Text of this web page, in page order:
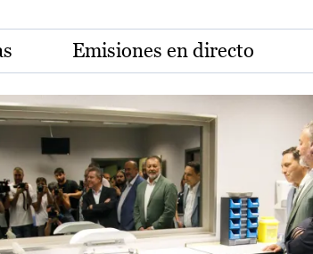
Emisiones en directo